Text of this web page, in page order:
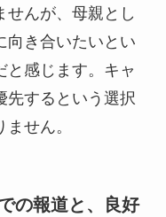
せんが、母親とし
向き合いたいとい
と感じます。キャ
先するという選択
せん。
の報道と、良好